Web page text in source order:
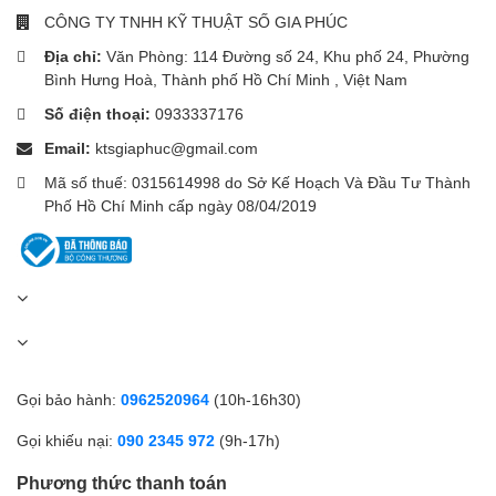
sáng màu xanh phát ra từ màn hình, bảo vệ thị lực của bạn trước
những luồng ánh sáng mạnh đồng thời làm giảm tình trạng mệt
mỏi hay khô mắt khi phải làm việc quá lâu với màn hình máy tính.
Kết nối tối giản
Hỗ trợ các kết nối đa dạng bao gồm HDMI, DisplayPort và cổng
âm thanh 3.5mm. Màn hình được tích hợp thêm dải loa tiêu
chuẩn với công suất 3W đáp ứng nhu cầu cơ bản. Với những tính
CÔNG TY TNHH KỸ THUẬT SỐ GIA PHÚC
Địa chỉ: Văn Phòng: 114 Đường số 24, Khu phố 24, Phường
Bình Hưng Hoà, Thành phố Hồ Chí Minh , Việt Nam
Số điện thoại: 0933337176
Email: ktsgiaphuc@gmail.com
Mã số thuế: 0315614998 do Sở Kế Hoạch Và Đầu Tư Thành
Phố Hồ Chí Minh cấp ngày 08/04/2019
Gọi bảo hành: 0962520964 (10h-16h30)
Gọi khiếu nại: 090 2345 972 (9h-17h)
Phương thức thanh toán